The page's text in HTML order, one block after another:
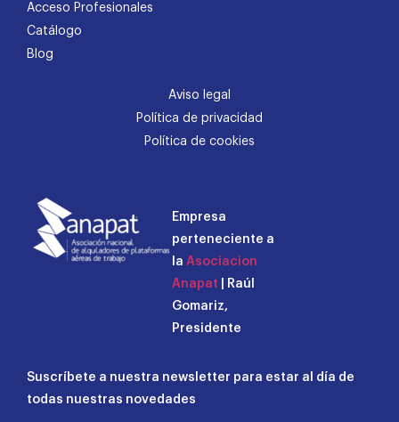
Acceso Profesionales
Catálogo
Blog
Aviso legal
Política de privacidad
Política de cookies
Empresa
perteneciente a
la Asociacion
Anapat | Raúl
Gomariz,
Presidente
Suscríbete a nuestra newsletter para estar al día de
todas nuestras novedades